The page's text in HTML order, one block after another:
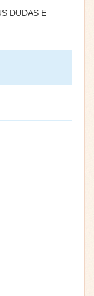
DUDAS E